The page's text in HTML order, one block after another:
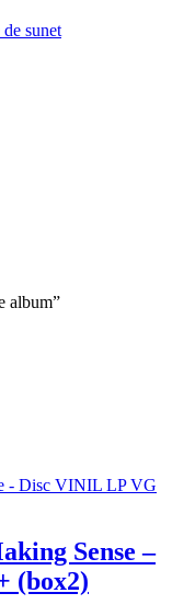
sunet
album”
Sense –
(box2)